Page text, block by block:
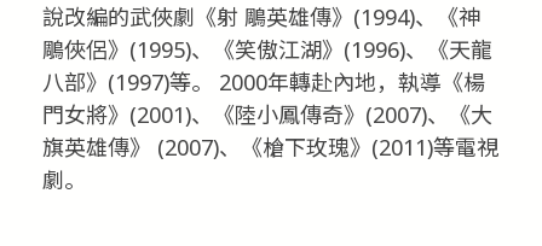
說改編的武俠劇《射 鵰英雄傳》(1994)、《神
鵰俠侶》(1995)、《笑傲江湖》(1996)、《天龍
八部》(1997)等。 2000年轉赴內地，執導《楊
門女將》(2001)、《陸小鳳傳奇》(2007)、《大
旗英雄傳》 (2007)、《槍下玫瑰》(2011)等電視
劇。